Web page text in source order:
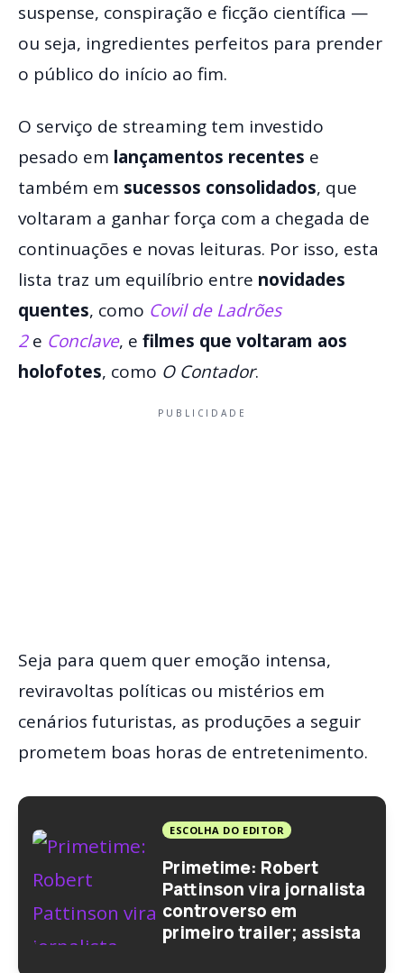
suspense, conspiração e ficção científica —
ou seja, ingredientes perfeitos para prender
o público do início ao fim.
O serviço de streaming tem investido
pesado em lançamentos recentes e
também em sucessos consolidados, que
voltaram a ganhar força com a chegada de
continuações e novas leituras. Por isso, esta
lista traz um equilíbrio entre novidades
quentes, como Covil de Ladrões
2e Conclave, e filmes que voltaram aos
holofotes, como O Contador.
PUBLICIDADE
Seja para quem quer emoção intensa,
reviravoltas políticas ou mistérios em
cenários futuristas, as produções a seguir
prometem boas horas de entretenimento.
ESCOLHA DO EDITOR
Primetime: Robert
Pattinson vira jornalista
controverso em
primeiro trailer; assista